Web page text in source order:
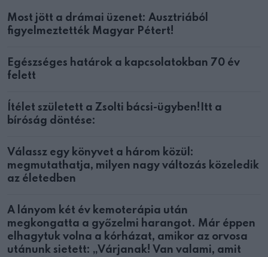
Most jött a drámai üzenet: Ausztriából
figyelmeztették Magyar Pétert!
Egészséges határok a kapcsolatokban 70 év
felett
Ítélet született a Zsolti bácsi-ügyben!Itt a
bíróság döntése:
Válassz egy könyvet a három közül:
megmutathatja, milyen nagy változás közeledik
az életedben
A lányom két év kemoterápia után
megkongatta a győzelmi harangot. Már éppen
elhagytuk volna a kórházat, amikor az orvosa
utánunk sietett: „Várjanak! Van valami, amit